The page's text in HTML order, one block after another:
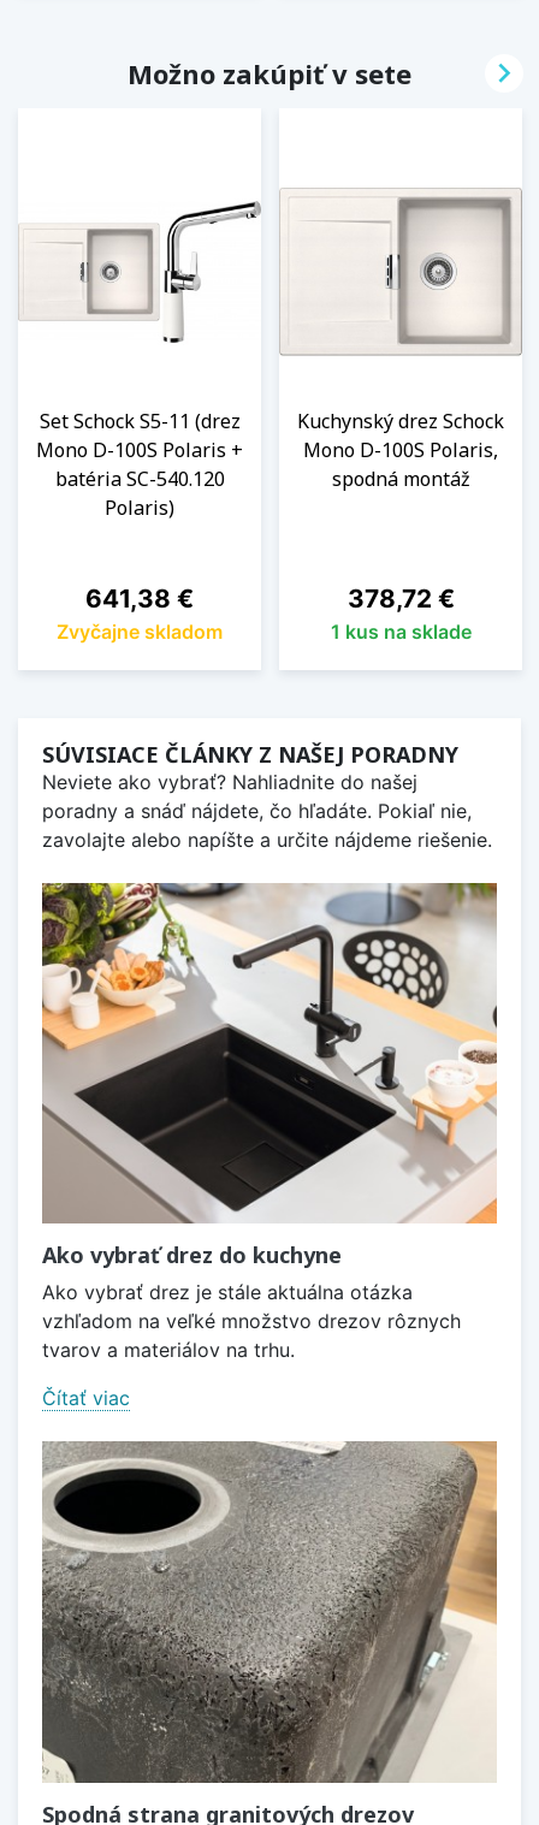
Možno zakúpiť v sete
Set Schock S5-11 (drez
Mono D-100S Polaris +
batéria SC-540.120
Polaris)
Cena
641,38 €
Zvyčajne skladom
Kuchynský drez Schock
Mono D-100S Polaris,
spodná montáž
Cena
378,72 €
1 kus na sklade

SÚVISIACE ČLÁNKY Z NAŠEJ PORADNY
Neviete ako vybrať? Nahliadnite do našej
poradny a snáď nájdete, čo hľadáte. Pokiaľ nie,
zavolajte alebo napíšte a určite nájdeme riešenie.
Ako vybrať drez do kuchyne
Ako vybrať drez je stále aktuálna otázka
vzhľadom na veľké množstvo drezov rôznych
tvarov a materiálov na trhu.
Čítať viac
Spodná strana granitových drezov